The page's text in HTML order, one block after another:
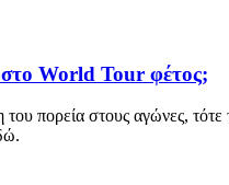
στο World Tour φέτος;
πορεία στους αγώνες,